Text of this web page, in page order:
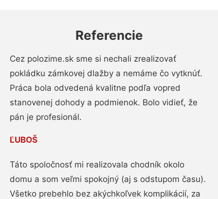
Referencie
Cez polozime.sk sme si nechali zrealizovať
pokládku zámkovej dlažby a nemáme čo vytknúť.
Práca bola odvedená kvalitne podľa vopred
stanovenej dohody a podmienok. Bolo vidieť, že
pán je profesionál.
ĽUBOŠ
Táto spoločnosť mi realizovala chodník okolo
domu a som veľmi spokojný (aj s odstupom času).
Všetko prebehlo bez akýchkoľvek komplikácií, za